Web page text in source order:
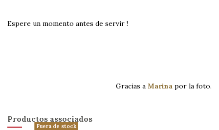
Espere un momento antes de servir !
Gracias a Marina por la foto.
Productos associados
Fuera de stock